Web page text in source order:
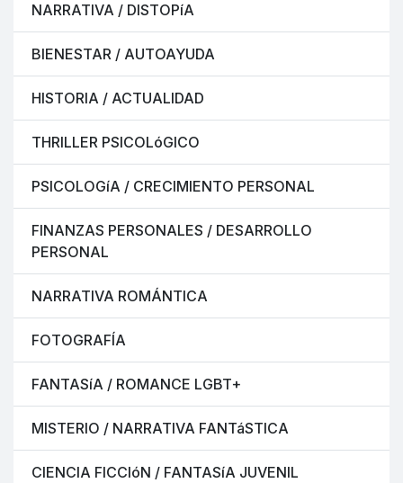
NARRATIVA / DISTOPíA
BIENESTAR / AUTOAYUDA
HISTORIA / ACTUALIDAD
THRILLER PSICOLóGICO
PSICOLOGíA / CRECIMIENTO PERSONAL
FINANZAS PERSONALES / DESARROLLO
PERSONAL
NARRATIVA ROMÁNTICA
FOTOGRAFÍA
FANTASíA / ROMANCE LGBT+
MISTERIO / NARRATIVA FANTáSTICA
CIENCIA FICCIóN / FANTASíA JUVENIL